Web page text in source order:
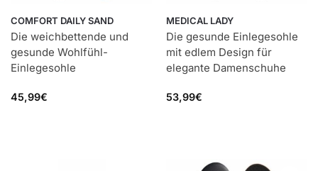
COMFORT DAILY SAND
Die weichbettende und
gesunde Wohlfühl-
Einlegesohle
45,99€
MEDICAL LADY
Die gesunde Einlegesohle
mit edlem Design für
elegante Damenschuhe
53,99€